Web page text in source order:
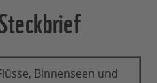
Binnenseen und